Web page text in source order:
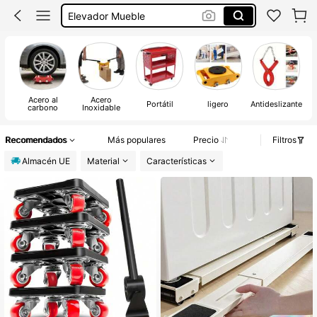
Elevador Mueble
Soporte Bombona Butano
Ruedas Para Mover Mueble
Acero al
carbono
Acero
Inoxidable Portátil ligero Antideslizante
Recomendados Más populares Precio
Filtros
Almacén UE
Material Características